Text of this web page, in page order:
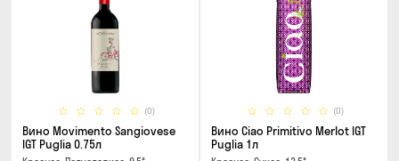
(0)
Вино Movimento Sangiovese
IGT Puglia 0.75л
(0)
Вино Ciao Primitivo Merlot IGT
Puglia 1л